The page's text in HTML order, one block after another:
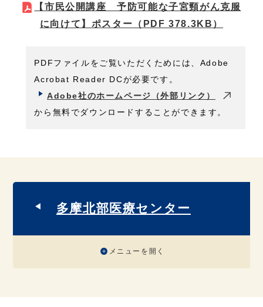
【市民公開講座 予防可能な子宮頸がん克服
に向けて】ポスター （PDF 378.3KB）
PDFファイルをご覧いただくためには、Adobe
Acrobat Reader DCが必要です。
Adobe社のホームページ（外部リンク）
から無料でダウンロードすることができます。
多摩北部医療センター
メニューを開く